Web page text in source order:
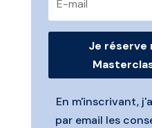
Je réserve
En m'inscrivant,
par email les